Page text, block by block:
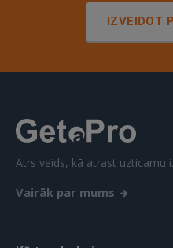
IZVEIDOT
Ātrs veids, kā atrast uzticamu
Vairāk par mums